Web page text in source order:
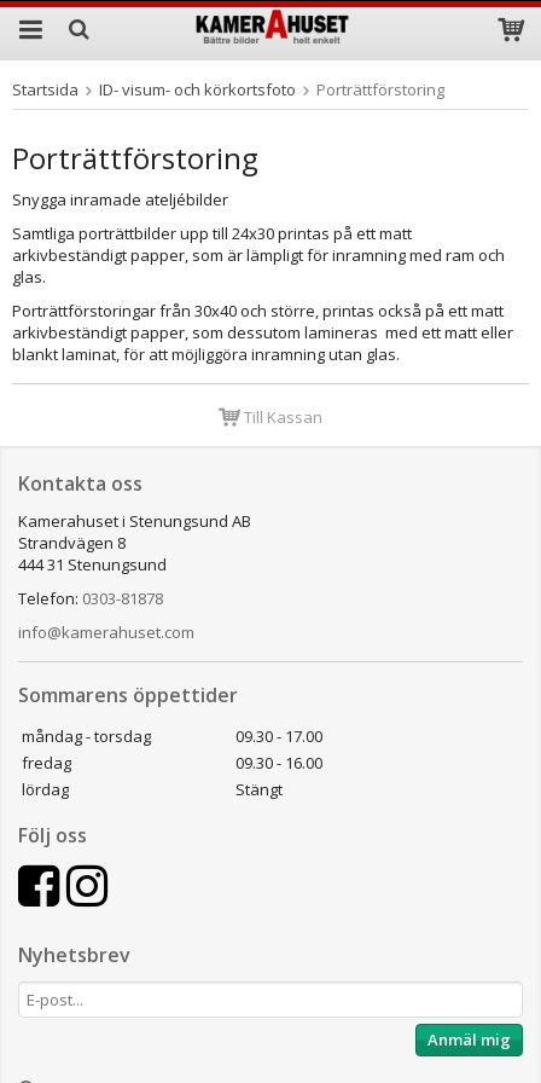
Produkten har blivit tillagd i varukorgen
Startsida ID- visum- och körkortsfoto Porträttförstoring
Porträttförstoring
Snygga inramade ateljébilder
Samtliga porträttbilder upp till 24x30 printas på ett matt
arkivbeständigt papper, som är lämpligt för inramning med ram och
glas.
Porträttförstoringar från 30x40 och större, printas också på ett matt
arkivbeständigt papper, som dessutom lamineras med ett matt eller
blankt laminat, för att möjliggöra inramning utan glas.
Till Kassan
Kontakta oss
Kamerahuset i Stenungsund AB
Strandvägen 8
444 31 Stenungsund
Telefon: 0303-81878
info@kamerahuset.com
Sommarens öppettider
måndag - torsdag
09.30 - 17.00
fredag
09.30 - 16.00
lördag
Stängt
Följ oss
Nyhetsbrev
Anmäl mig